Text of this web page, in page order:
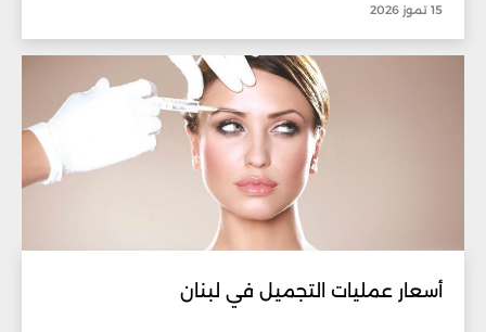
15 تموز 2026
أسعار عمليات التجميل في لبنان